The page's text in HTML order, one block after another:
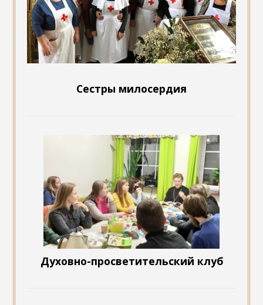
Сестры милосердия
Духовно-просветительский клуб